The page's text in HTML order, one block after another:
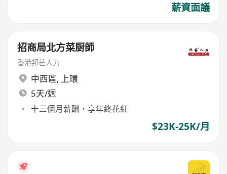
薪資面議
招商局北方菜厨師
香港邦芒人力
中西區, 上環
5天/週
十三個月薪酬，享年終花紅
$23K-25K/月